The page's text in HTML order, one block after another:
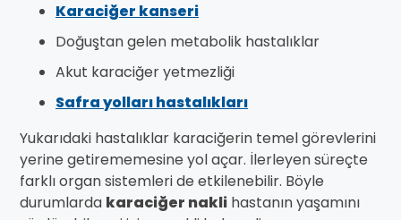
Karaciğer kanseri
Doğuştan gelen metabolik hastalıklar
Akut karaciğer yetmezliği
Safra yolları hastalıkları
Yukarıdaki hastalıklar karaciğerin temel görevlerini
yerine getirememesine yol açar. İlerleyen süreçte
farklı organ sistemleri de etkilenebilir. Böyle
durumlarda karaciğer nakli hastanın yaşamını